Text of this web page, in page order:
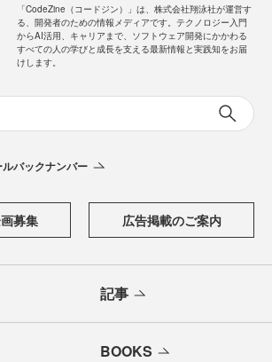
「CodeZine（コードジン）」は、株式会社翔泳社が運営す
る、開発者のための情報メディアです。テクノロジー入門
からAI活用、キャリアまで、ソフトウェア開発にかかわる
すべての人の学びと成長を支える最新情報と実践知をお届
けします。
ルバックナンバー
募集 広告掲載のご案内
記事
BOOKS